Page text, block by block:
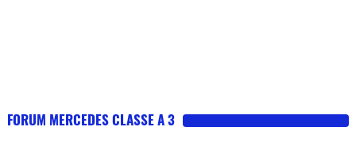
FORUM MERCEDES CLASSE A 3